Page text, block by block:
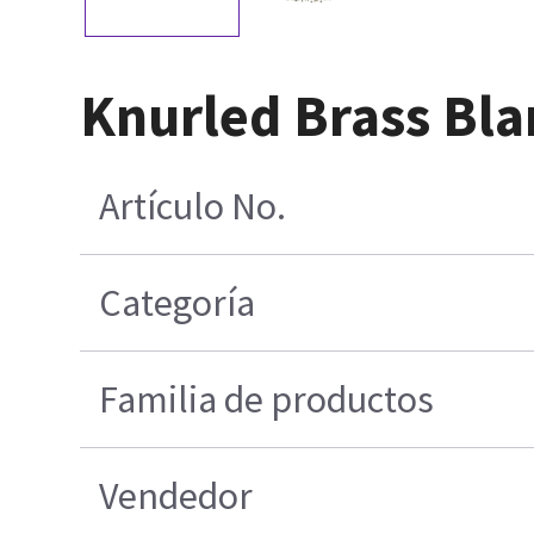
Knurled Brass
Artículo No.
Categoría
Familia de productos
Vendedor